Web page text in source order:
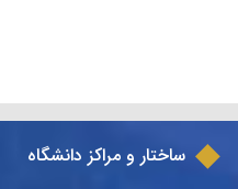
ساختار و مراکز دانشگاه